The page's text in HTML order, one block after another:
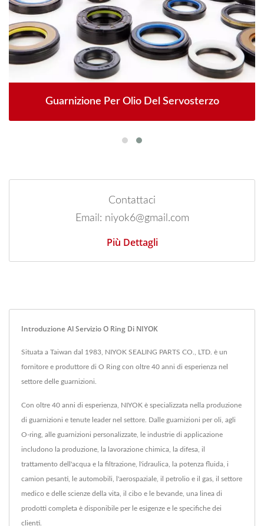
Guarnizione Per Olio Del Servosterzo
Contattaci
Email: niyok6@gmail.com
Più Dettagli
Introduzione Al Servizio O Ring Di NIYOK
Situata a Taiwan dal 1983, NIYOK SEALING PARTS CO., LTD. è un
fornitore e produttore di O Ring con oltre 40 anni di esperienza nel
settore delle guarnizioni.
Con oltre 40 anni di esperienza, NIYOK è specializzata nella produzione
di guarnizioni e tenute leader nel settore. Dalle guarnizioni per oli, agli
O-ring, alle guarnizioni personalizzate, le industrie di applicazione
includono la produzione, la lavorazione chimica, la difesa, il
trattamento dell'acqua e la filtrazione, l'idraulica, la potenza fluida, i
camion pesanti, le automobili, l'aerospaziale, il petrolio e il gas, il settore
medico e delle scienze della vita, il cibo e le bevande, una linea di
prodotti completa è disponibile per le esigenze e le specifiche dei
clienti.